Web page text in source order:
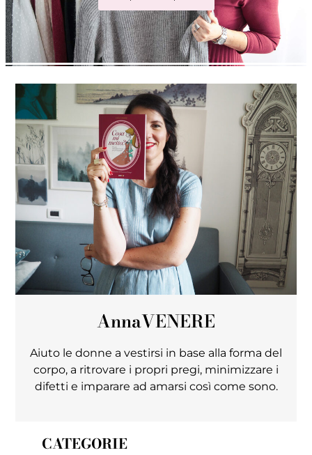
AnnaVENERE
Aiuto le donne a vestirsi in base alla forma del
corpo, a ritrovare i propri pregi, minimizzare i
difetti e imparare ad amarsi così come sono.
CATEGORIE